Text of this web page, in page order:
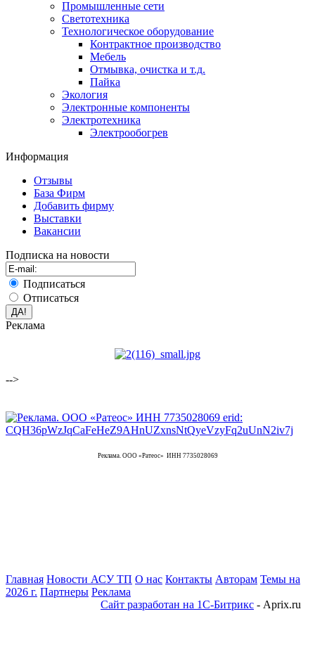
Промышленные сети
Светотехника
Технологическое оборудование
Контрактное производство
Мебель
Отмывка, очистка и т.д.
Пайка
Экология
Электронные компоненты
Электротехника
Электрообогрев
Информация
Отзывы
База Фирм
Добавить фирму
Выставки
Вакансии
Подписка на новости
Подписаться
Отписаться
Реклама
-->
Реклама. ООО «Ратеос» ИНН 7735028069
Главная Новости АСУ ТП О нас Контакты Авторам Темы на
2026 г. Партнеры Реклама
Сайт разработан на 1С-Битрикс - Aprix.ru